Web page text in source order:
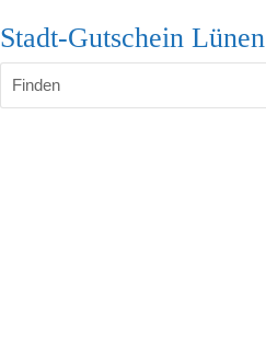
Stadt-Gutschein Lünen
Finden